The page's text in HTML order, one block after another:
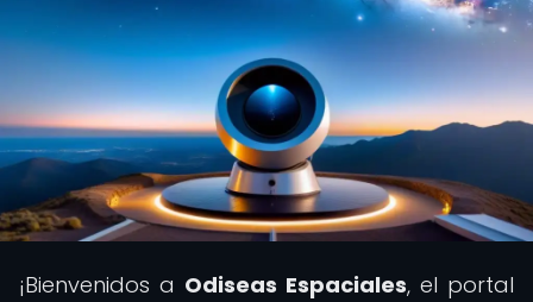
¡Bienvenidos a Odiseas Espaciales, el portal